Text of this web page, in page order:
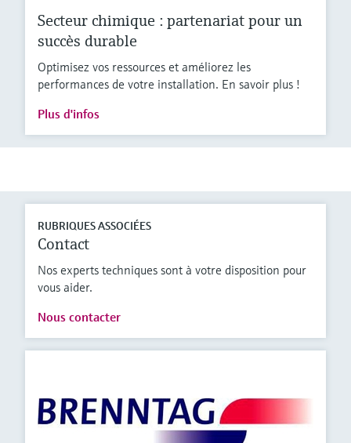
Secteur chimique : partenariat pour un
succès durable
Optimisez vos ressources et améliorez les
performances de votre installation. En savoir plus !
Plus d'infos
RUBRIQUES ASSOCIÉES
Contact
Nos experts techniques sont à votre disposition pour
vous aider.
Nous contacter